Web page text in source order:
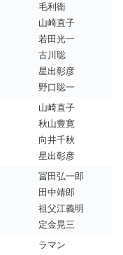
毛利衛
山崎直子
若田光一
古川聡
星出彰彦
野口聡一
山崎直子
秋山豊寛
向井千秋
星出彰彦
冨田弘一郎
田中靖郎
祖父江義明
定金晃三
ラマン